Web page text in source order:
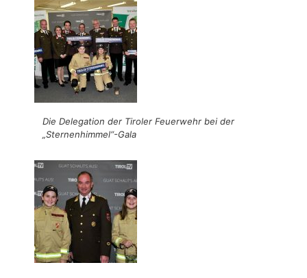
Die Delegation der Tiroler Feuerwehr bei der
„Sternenhimmel“-Gala